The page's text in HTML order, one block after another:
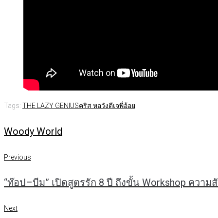
Tags: THE LAZY GENIUSคริส หอวังดีเจพี่อ้อย
Woody World
แนะแนว
เรื่อง
Previous
Previous
“ท๊อป–บีม” เปิดสูตรรัก 8 ปี ถึงขั้น Workshop ความ
Next
Next